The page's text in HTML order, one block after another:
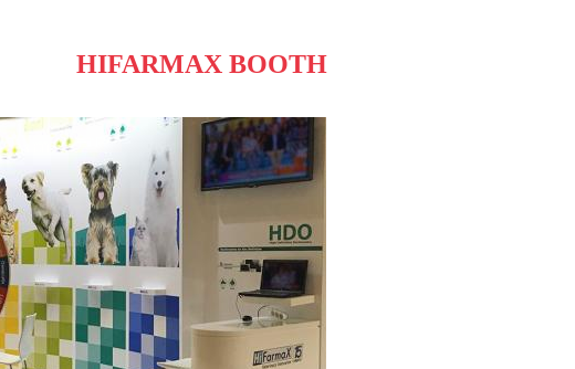
HIFARMAX BOOTH